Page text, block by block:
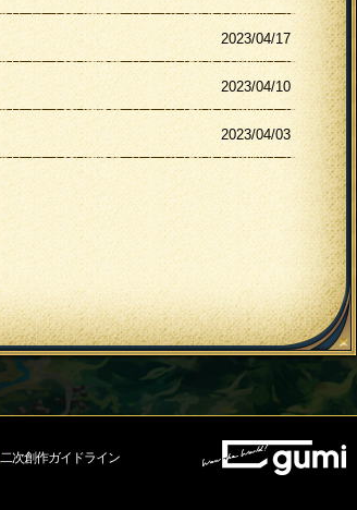
2023/04/17
2023/04/10
2023/04/03
二次創作ガイドライン